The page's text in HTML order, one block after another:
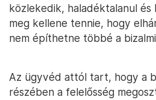
közlekedik, haladéktalanul
meg kellene tennie, hogy
nem építhetne többé a
Az ügyvéd attól tart, hogy a
részében a felelősség